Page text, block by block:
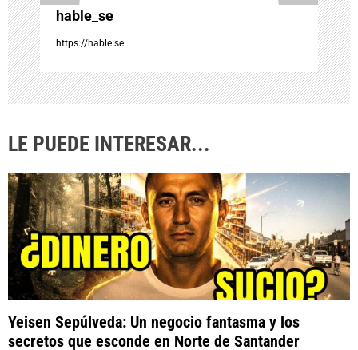
n
t
r
a
s
hable_se
https://hable.se
LE PUEDE INTERESAR...
Yeisen Sepúlveda: Un negocio fantasma y los
secretos que esconde en Norte de Santander